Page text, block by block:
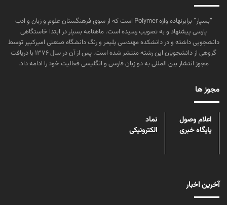
“بسپار” برابرنهاده واژه Polymer است که از سوی فرهنگستان علوم و زبان و ادب
پارسی پیشنهاد و به تصویب رسیده است. ماهنامه بسپار در ابتدا خاستگاهی
دانشجویی داشته و در دانشکده مهندسی پلیمر و رنگ دانشگاه صنعتی امیرکبیر توسط
گروهی از دانشجویان این رشته منتشر شده است. پس از آن در سال ۱۳۷۶ با دریافت
مجوز انتشار بین المللی به دو زبان فارسی و انگلیسی فعالیت خود را ادامه داد.
مجوز ها
اعلام وصول
پایگاه خبری
نماد
الکترونیکی
آخرین اخبار